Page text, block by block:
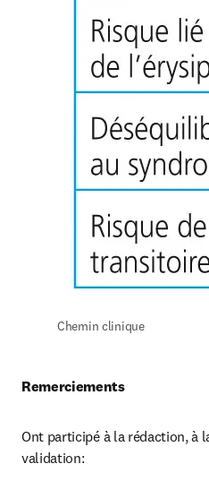
Chemin clinique
Remerciements
Ont participé à la rédaction, à
validation: